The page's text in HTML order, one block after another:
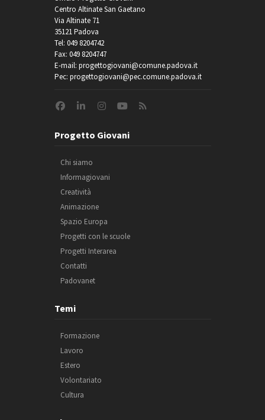
Centro Altinate San Gaetano
Via Altinate 71
35121 Padova
Tel: 049 8204742
Fax: 049 8204747
E-mail: progettogiovani@comune.padova.it
Pec: progettogiovani@pec.comune.padova.it
Progetto Giovani
Chi siamo
Informagiovani
Creatività
Animazione
Spazio Europa
Progetti con le scuole
Progetti Interarea
Contatti
Padovanet
Temi
Formazione
Lavoro
Estero
Volontariato
Cultura